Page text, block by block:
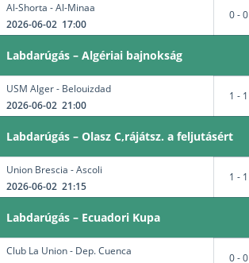
Al-Shorta - Al-Minaa
2026-06-02 17:00
0 - 0
Labdarúgás – Algériai bajnokság
USM Alger - Belouizdad
2026-06-02 21:00
1 - 1
Labdarúgás – Olasz C,rájátsz. a feljutásért
Union Brescia - Ascoli
2026-06-02 21:15
1 - 1
Labdarúgás – Ecuadori Kupa
Club La Union - Dep. Cuenca
0 - 0